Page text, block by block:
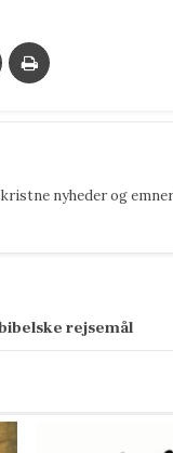
nyheder og
rejsemål